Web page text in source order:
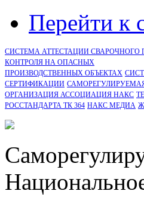
Перейти к
СИСТЕМА АТТЕСТАЦИИ СВАРОЧНОГО
КОНТРОЛЯ НА ОПАСНЫХ
ПРОИЗВОДСТВЕННЫХ ОБЪЕКТАХ
CЕРТИФИКАЦИИ
ОРГАНИЗАЦИЯ АССОЦИАЦИЯ НАКС
РОССТАНДАРТА ТК 364 НАКС МЕДИА